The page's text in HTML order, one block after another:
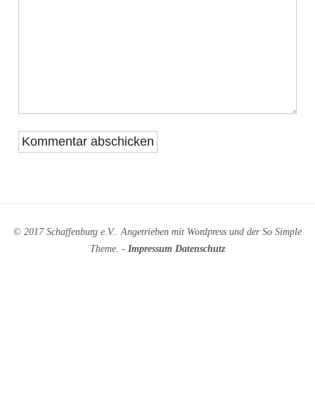
© 2017 Schaffenburg e.V.. Angetrieben mit Wordpress und der So Simple
Theme. - Impressum Datenschutz